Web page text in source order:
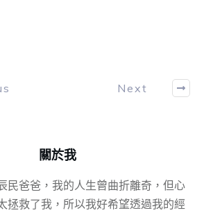
Next
關於我
民爸爸，我的人生曾曲折離奇，但心
拯救了我，所以我好希望透過我的經